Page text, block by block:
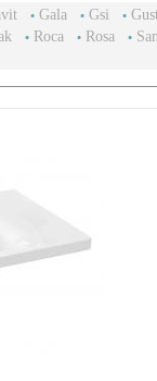
Gala Gsi
Roca Rosa